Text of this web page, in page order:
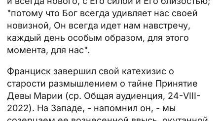
"потому что Бог всегда удивляет нас своей
новизной, Он всегда идет нам навстречу,
каждый день особым образом, для этого
момента, для нас".
Франциск завершил свой катехизис о
старости размышлением о тайне Принятие
Девы Марии (ср. Общая аудиенция, 24-VIII-
2022). На Западе, - напомнил он, - мы